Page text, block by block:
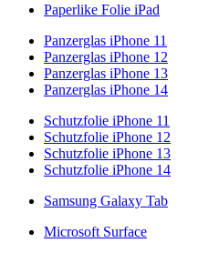
Paperlike Folie iPad
Panzerglas iPhone 11
Panzerglas iPhone 12
Panzerglas iPhone 13
Panzerglas iPhone 14
Schutzfolie iPhone 11
Schutzfolie iPhone 12
Schutzfolie iPhone 13
Schutzfolie iPhone 14
Samsung Galaxy Tab
Microsoft Surface